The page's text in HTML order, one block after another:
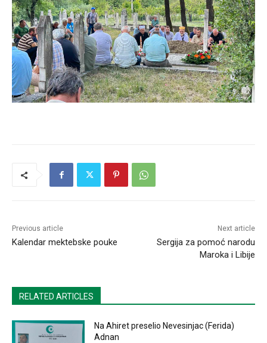
Previous article
Kalendar mektebske pouke
Next article
Sergija za pomoć narodu
Maroka i Libije
RELATED ARTICLES
Na Ahiret preselio Nevesinjac (Ferida)
Adnan